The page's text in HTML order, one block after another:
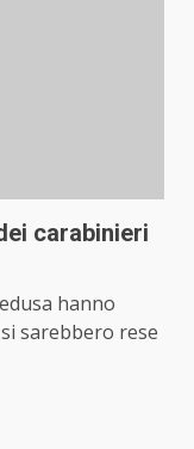
carabinieri
hanno
sarebbero rese